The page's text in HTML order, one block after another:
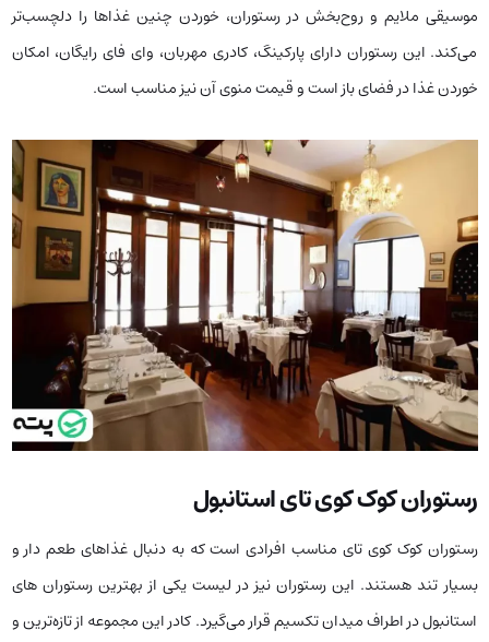
موسیقی ملایم و روح‌بخش در رستوران، خوردن چنین غذاها را دلچسب‌تر
می‌کند. این رستوران دارای پارکینگ، کادری مهربان، وای فای رایگان، امکان
خوردن غذا در فضای باز است و قیمت منوی آن نیز مناسب است.
رستوران کوک کوی تای استانبول
رستوران کوک کوی تای مناسب افرادی است که به دنبال غذاهای طعم دار و
بسیار تند هستند. این رستوران نیز در لیست یکی از بهترین رستوران‌ های
استانبول در اطراف میدان تکسیم قرار می‌گیرد. کادر این مجموعه از تازه‌ترین و